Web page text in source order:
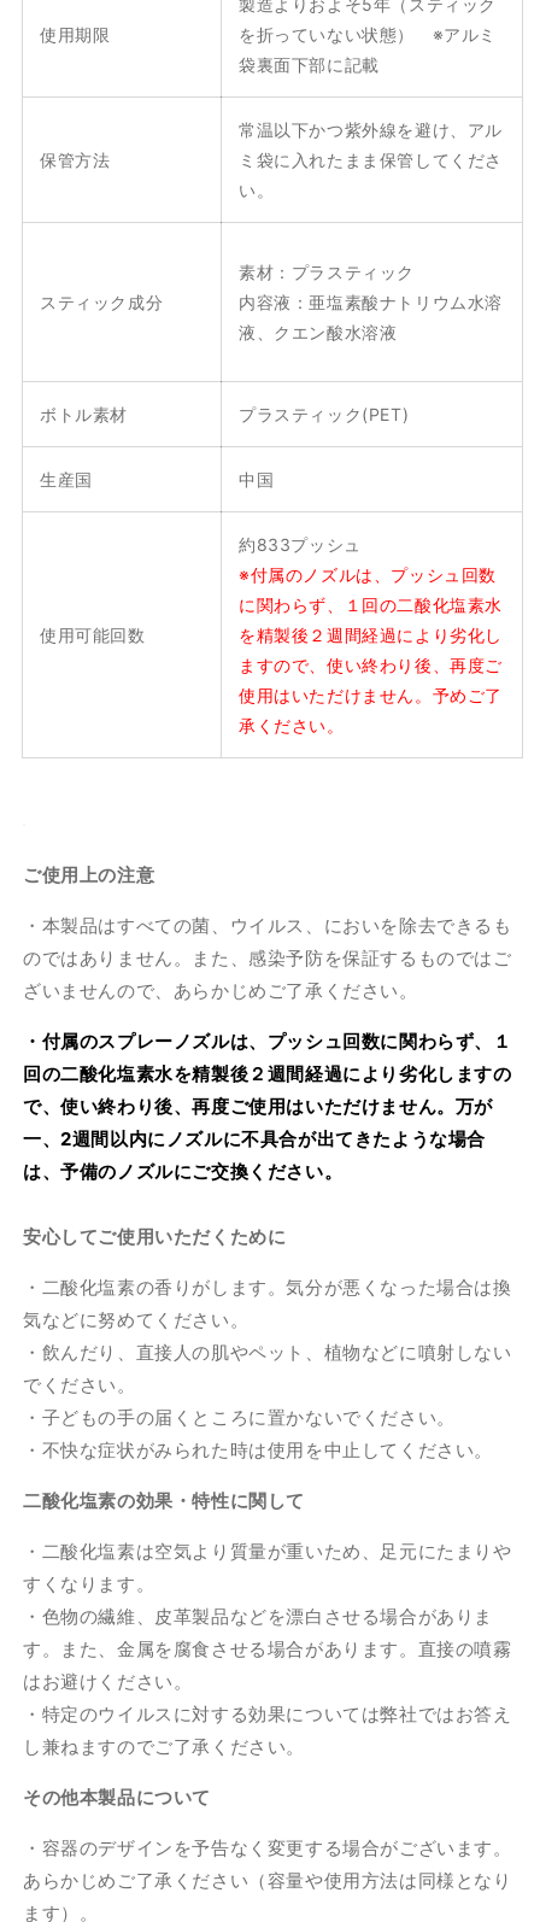
使用期限
を折っていない状態） ※アルミ
袋裏面下部に記載
保管方法
常温以下かつ紫外線を避け、アル
ミ袋に入れたまま保管してくださ
い。
スティック成分
素材：プラスティック
内容液：亜塩素酸ナトリウム水溶
液、クエン酸水溶液
ボトル素材 プラスティック(PET)
生産国 中国
使用可能回数
約833プッシュ
※付属のノズルは、プッシュ回数
に関わらず、１回の二酸化塩素水
を精製後２週間経過により劣化し
ますので、使い終わり後、再度ご
使用はいただけません。予めご了
承ください。
ご使用上の注意
・本製品はすべての菌、ウイルス、においを除去できるも
のではありません。また、感染予防を保証するものではご
ざいませんので、あらかじめご了承ください。
・付属のスプレーノズルは、プッシュ回数に関わらず、１
回の二酸化塩素水を精製後２週間経過により劣化しますの
で、使い終わり後、再度ご使用はいただけません。万が
一、2週間以内にノズルに不具合が出てきたような場合
は、予備のノズルにご交換ください。
安心してご使用いただくために
・二酸化塩素の香りがします。気分が悪くなった場合は換
気などに努めてください。
・飲んだり、直接人の肌やペット、植物などに噴射しない
でください。
・子どもの手の届くところに置かないでください。
・不快な症状がみられた時は使用を中止してください。
二酸化塩素の効果・特性に関して
・二酸化塩素は空気より質量が重いため、足元にたまりや
すくなります。
・色物の繊維、皮革製品などを漂白させる場合がありま
す。また、金属を腐食させる場合があります。直接の噴霧
はお避けください。
・特定のウイルスに対する効果については弊社ではお答え
し兼ねますのでご了承ください。
その他本製品について
・容器のデザインを予告なく変更する場合がございます。
あらかじめご了承ください（容量や使用方法は同様となり
ます）。